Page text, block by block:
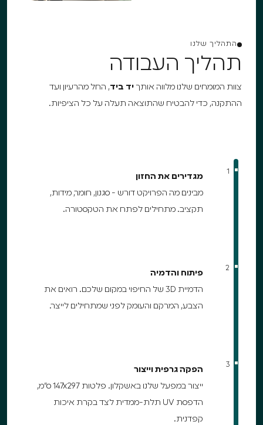
התהליך שלנו
תהליך העבודה
צוות המומחים שלנו מלווה אותךיד ביד, החל מהרעיון ועד
ההתקנה, כדי להבטיח שהתוצאה תעלה על כל הציפיות.
1
מגדירים את החזון
מבינים מה הפרויקט דורש - סגנון, חומר, מידות,
תקציב. מתחילים לפתח את הטקסטורה.
2
פיתוח והדמיה
הדמיית 3D של החיפוי במקום שלכם. רואים את
הצבע, המרקם והעומק לפני שמתחילים לייצר.
3
הפקה גרפית וייצור
ייצור במפעל שלנו באשקלון. פלטות 147x297 ס"מ,
הדפסת UV תלת-ממדית לצד בקרת איכות
קפדנית.